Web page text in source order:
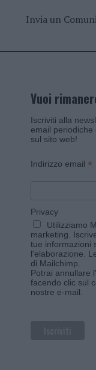
Invia un
Vuoi
Iscriviti alla
email
sul sito web!
Indirizzo email *
Privacy
Utilizziamo
marketing.
tue informazioni
l'elaborazione.
di Mailchimp
Potrai annullare
facendo clic sul
nostre e-mail.